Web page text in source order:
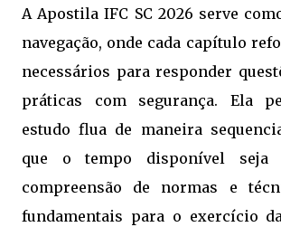
A Apostila IFC SC 2026 serve
navegação, onde cada capítulo
necessários para responder
práticas com segurança. Ela
estudo flua de maneira
que o tempo disponível seja
compreensão de normas e
fundamentais para o exercício